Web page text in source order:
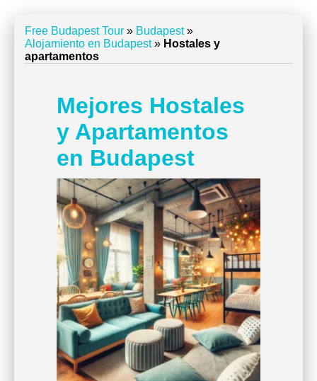
Free Budapest Tour » Budapest»
Alojamiento en Budapest» Hostales y
apartamentos
Mejores Hostales
y Apartamentos
en Budapest